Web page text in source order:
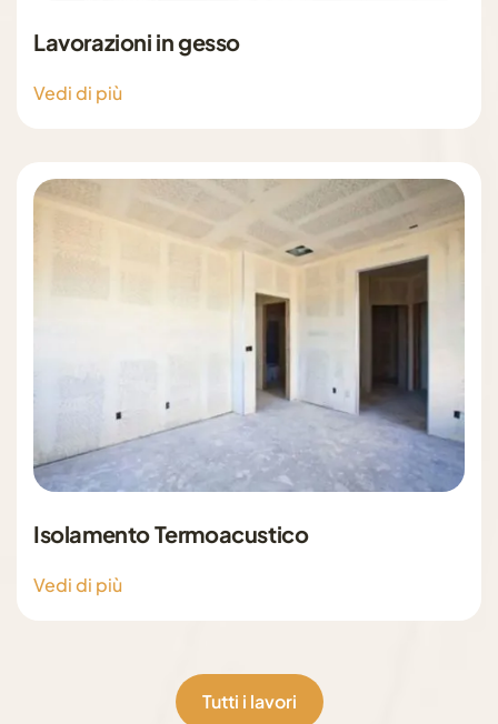
Lavorazioni in gesso
Vedi di più
Isolamento Termoacustico
Vedi di più
Tutti i lavori